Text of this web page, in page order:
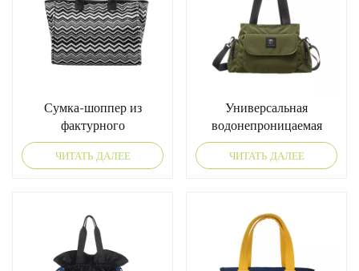
Сумка-шоппер из
фактурного
гофрированного ПВХ
ЧИТАТЬ ДАЛЕЕ
Универсальная
водонепроницаемая
нейлоновая сумка-тоут с
продуманным
ЧИТАТЬ ДАЛЕЕ